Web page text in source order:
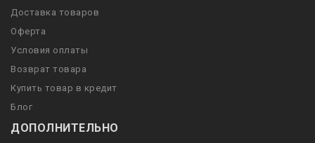
Доставка товаров
Оферта
Условия оплаты
Возврат товара
Купить товар в кредит
Блог
ДОПОЛНИТЕЛЬНО